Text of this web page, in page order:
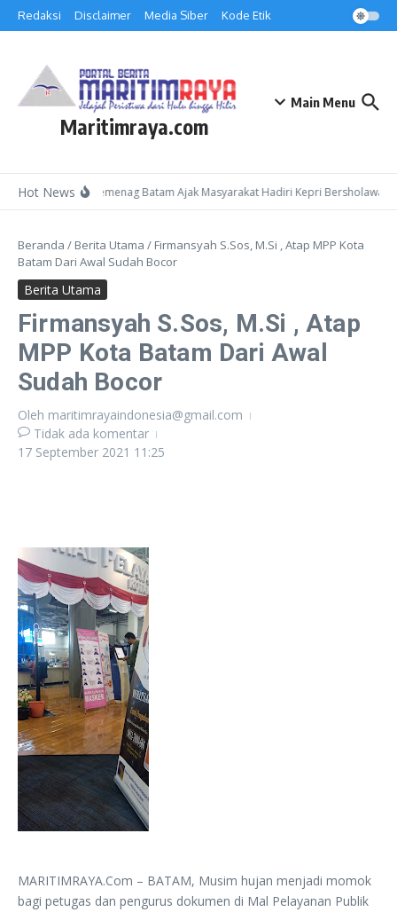
Lewati ke konten
Redaksi Disclaimer Media Siber Kode Etik
Maritimraya.com
Main Menu
Hot NewsKepala Kemenag Batam Ajak Masyarakat Hadiri Kepri Bersholawat 3
Beranda / Berita Utama / Firmansyah S.Sos, M.Si , Atap MPP Kota
Batam Dari Awal Sudah Bocor
Berita Utama
Firmansyah S.Sos, M.Si , Atap
MPP Kota Batam Dari Awal
Sudah Bocor
Oleh maritimrayaindonesia@gmail.com
Tidak ada komentar
17 September 2021 11:25
MARITIMRAYA.Com – BATAM, Musim hujan menjadi momok
bagi petugas dan pengurus dokumen di Mal Pelayanan Publik